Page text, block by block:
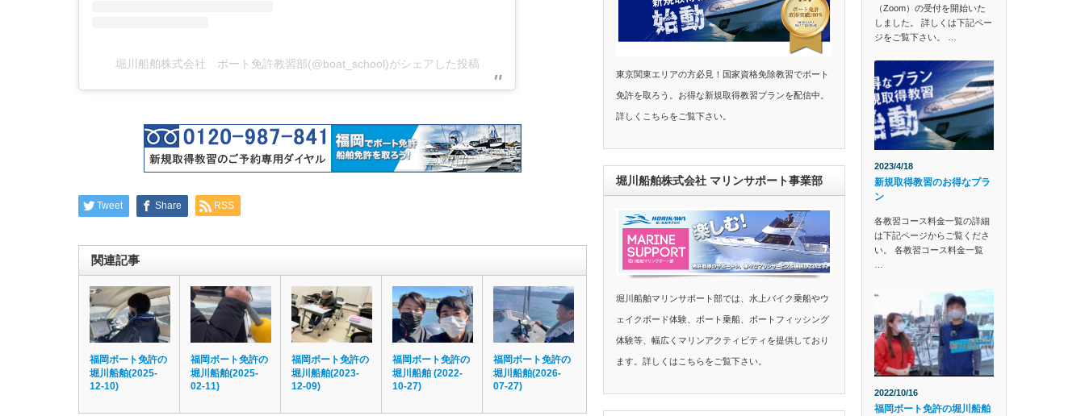
堀川船舶株式会社 ボート免許教習部(@boat_school)がシェアした投稿
Tweet Share RSS
関連記事
福岡ボート免許の
堀川船舶(2025-
12-10)
福岡ボート免許の
堀川船舶(2025-
02-11)
福岡ボート免許の
堀川船舶(2023-
12-09)
福岡ボート免許の
堀川船舶 (2022-
10-27)
福岡ボート免許の
堀川船舶(2026-
07-27)
東京関東エリアの方必見！国家資格免除教習でボート
免許を取ろう。お得な新規取得教習プランを配信中。
詳しくこちらをご覧下さい。
堀川船舶株式会社 マリンサポート事業部
堀川船舶マリンサポート部では、水上バイク乗船やウ
ェイクボード体験、ボート乗船、ボートフィッシング
体験等、幅広くマリンアクティビティを提供しており
ます。詳しくはこちらをご覧下さい。
（Zoom）の受付を開始いた
しました。 詳しくは下記ペー
ジをご覧下さい。 …
2023/4/18
新規取得教習のお得なプラ
ン
各教習コース料金一覧の詳細
は下記ページからご覧くださ
い。 各教習コース料金一覧
2022/10/16
福岡ボート免許の堀川船舶